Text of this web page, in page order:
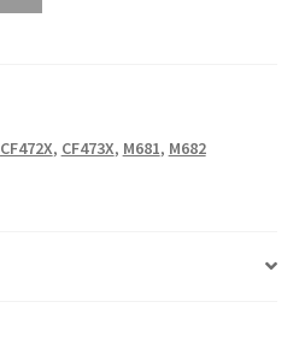
CF472X, CF473X, M681, M682